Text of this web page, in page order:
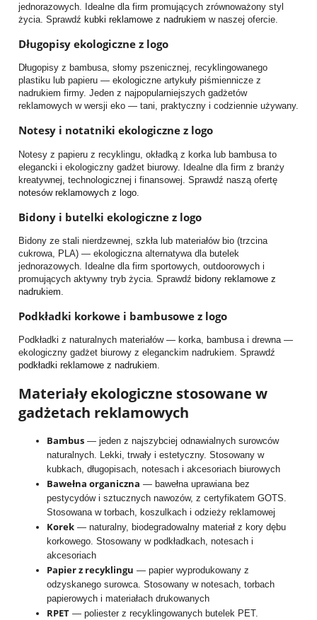
jednorazowych. Idealne dla firm promujących zrównoważony styl
życia. Sprawdź kubki reklamowe z nadrukiem w naszej ofercie.
Długopisy ekologiczne z logo
Długopisy z bambusa, słomy pszenicznej, recyklingowanego
plastiku lub papieru — ekologiczne artykuły piśmiennicze z
nadrukiem firmy. Jeden z najpopularniejszych gadżetów
reklamowych w wersji eko — tani, praktyczny i codziennie używany.
Notesy i notatniki ekologiczne z logo
Notesy z papieru z recyklingu, okładką z korka lub bambusa to
elegancki i ekologiczny gadżet biurowy. Idealne dla firm z branży
kreatywnej, technologicznej i finansowej. Sprawdź naszą ofertę
notesów reklamowych z logo
Bidony i butelki ekologiczne z logo
Bidony ze stali nierdzewnej, szkła lub materiałów bio (trzcina
cukrowa, PLA) — ekologiczna alternatywa dla butelek
jednorazowych. Idealne dla firm sportowych, outdoorowych i
promujących aktywny tryb życia. Sprawdź bidony reklamowe z
nadrukiem
Podkładki korkowe i bambusowe z logo
Podkładki z naturalnych materiałów — korka, bambusa i drewna —
ekologiczny gadżet biurowy z eleganckim nadrukiem. Sprawdź
podkładki reklamowe z nadrukiem.
Materiały ekologiczne stosowane w
gadżetach reklamowych
Bambus — jeden z najszybciej odnawialnych surowców
naturalnych. Lekki, trwały i estetyczny. Stosowany w
kubkach, długopisach, notesach i akcesoriach biurowych
Bawełna organiczna — bawełna uprawiana bez
pestycydów i sztucznych nawozów, z certyfikatem GOTS.
Stosowana w torbach, koszulkach i odzieży reklamowej
Korek — naturalny, biodegradowalny materiał z kory dębu
korkowego. Stosowany w podkładkach, notesach i
akcesoriach
Papier z recyklingu — papier wyprodukowany z
odzyskanego surowca. Stosowany w notesach, torbach
papierowych i materiałach drukowanych
RPET — poliester z recyklingowanych butelek PET.